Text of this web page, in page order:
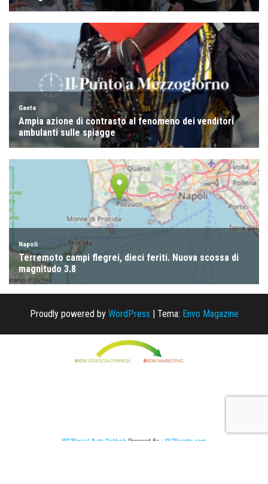
Proudly powered by WordPress Tema: Envo Magazine
WP2Social Auto Publish Powered By : XYZScripts.com